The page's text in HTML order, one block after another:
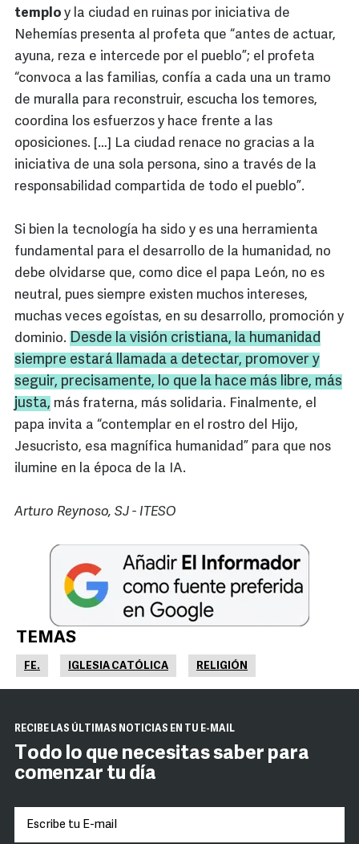
templo y la ciudad en ruinas por iniciativa de
Nehemías presenta al profeta que “antes de actuar,
ayuna, reza e intercede por el pueblo”; el profeta
“convoca a las familias, confía a cada una un tramo
de muralla para reconstruir, escucha los temores,
coordina los esfuerzos y hace frente a las
oposiciones. […] La ciudad renace no gracias a la
iniciativa de una sola persona, sino a través de la
responsabilidad compartida de todo el pueblo”.
Si bien la tecnología ha sido y es una herramienta
fundamental para el desarrollo de la humanidad, no
debe olvidarse que, como dice el papa León, no es
neutral, pues siempre existen muchos intereses,
muchas veces egoístas, en su desarrollo, promoción y
dominio. Desde la visión cristiana, la humanidad
siempre estará llamada a detectar, promover y
seguir, precisamente, lo que la hace más libre, más
justa, más fraterna, más solidaria. Finalmente, el
papa invita a “contemplar en el rostro del Hijo,
Jesucristo, esa magnífica humanidad” para que nos
ilumine en la época de la IA.
Arturo Reynoso, SJ - ITESO
TEMAS
FE. IGLESIA CATÓLICA RELIGIÓN
RECIBE LAS ÚLTIMAS NOTICIAS EN TU E-MAIL
Todo lo que necesitas saber para
comenzar tu día